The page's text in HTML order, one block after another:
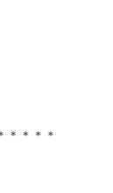
＊＊＊＊